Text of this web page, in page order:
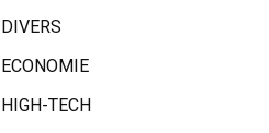
DIVERS
ECONOMIE
HIGH-TECH